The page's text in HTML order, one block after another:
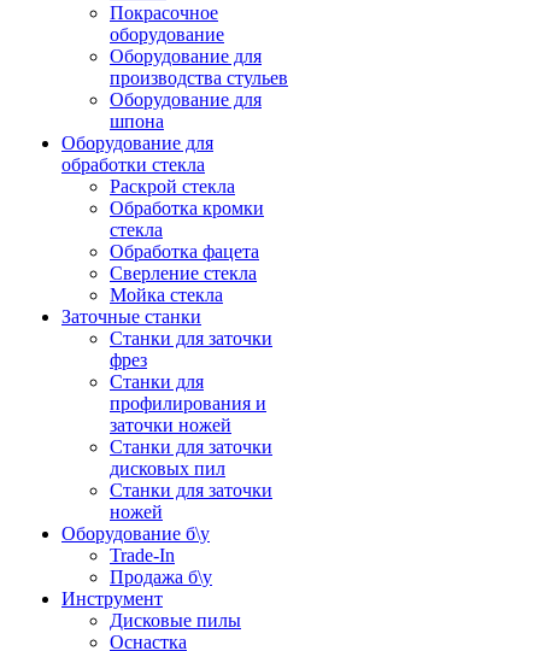
Покрасочное
оборудование
Оборудование для
производства стульев
Оборудование для
шпона
Оборудование для
обработки стекла
Раскрой стекла
Обработка кромки
стекла
Обработка фацета
Сверление стекла
Мойка стекла
Заточные станки
Станки для заточки
фрез
Станки для
профилирования и
заточки ножей
Станки для заточки
дисковых пил
Станки для заточки
ножей
Оборудование б\у
Trade-In
Продажа б\у
Инструмент
Дисковые пилы
Оснастка